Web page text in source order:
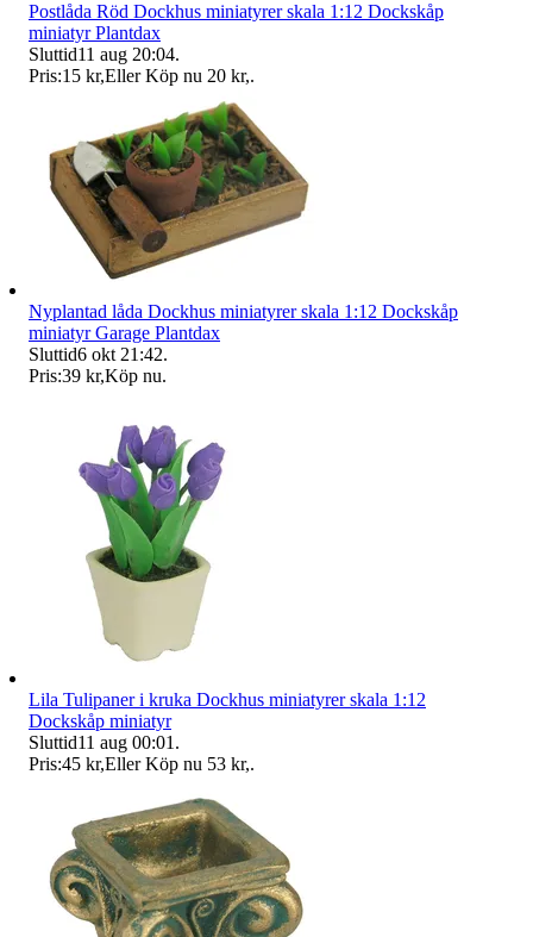
Postlåda Röd Dockhus miniatyrer skala 1:12 Dockskåp
miniatyr Plantdax
Sluttid11 aug 20:04.
Pris:15 kr,Eller Köp nu 20 kr,.
Nyplantad låda Dockhus miniatyrer skala 1:12 Dockskåp
miniatyr Garage Plantdax
Sluttid6 okt 21:42.
Pris:39 kr,Köp nu.
Lila Tulipaner i kruka Dockhus miniatyrer skala 1:12
Dockskåp miniatyr
Sluttid11 aug 00:01 .
Pris:45 kr,Eller Köp nu 53 kr,.